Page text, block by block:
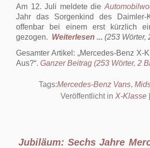
Am 12. Juli meldete die
Jahr das Sorgenkind des
offenbar bei einem erst kürzlich
gezogen. Weiterlesen ... (253 Wörter,
Gesamter Artikel: Mercedes-Benz X-
Aus? . Ganzer Beitrag (253 Wörter, 2
Tags:Mercedes-Benz Vans,
Veröffentlicht in X-Klasse
Jubiläum: Sechs Jahre